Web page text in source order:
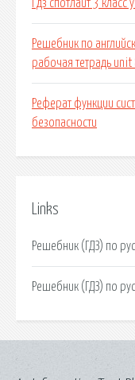
Гдз спотлайт 3
Решебник по
рабочая тетрадь unit
Реферат функции
безопасности
Links
Решебник (ГДЗ) по
Решебник (ГДЗ) по